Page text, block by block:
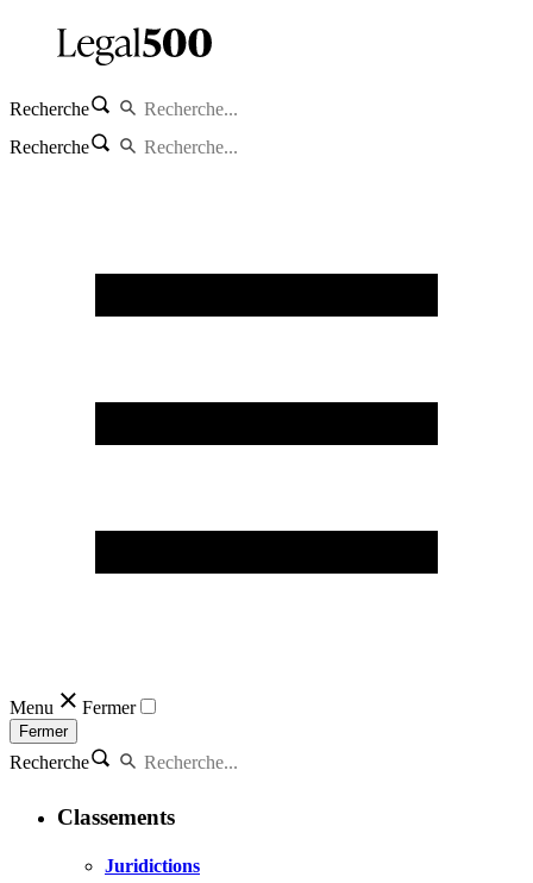
Recherche
Recherche
Menu Fermer
Fermer
Recherche
Classements
Juridictions